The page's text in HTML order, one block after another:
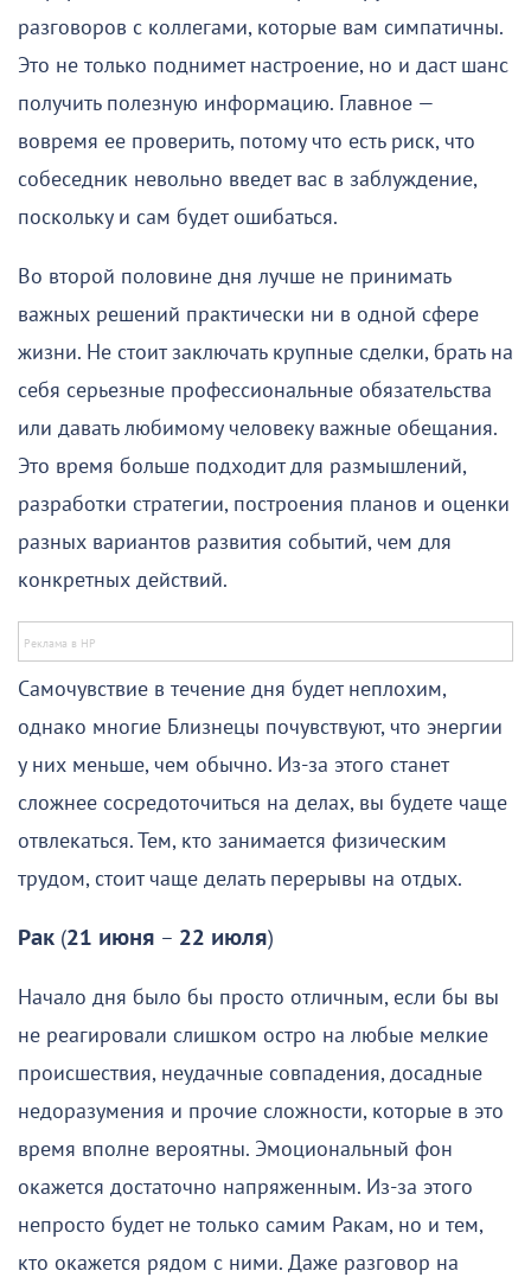
разговоров с коллегами, которые вам симпатичны.
Это не только поднимет настроение, но и даст шанс
получить полезную информацию. Главное —
вовремя ее проверить, потому что есть риск, что
собеседник невольно введет вас в заблуждение,
поскольку и сам будет ошибаться.
Во второй половине дня лучше не принимать
важных решений практически ни в одной сфере
жизни. Не стоит заключать крупные сделки, брать на
себя серьезные профессиональные обязательства
или давать любимому человеку важные обещания.
Это время больше подходит для размышлений,
разработки стратегии, построения планов и оценки
разных вариантов развития событий, чем для
конкретных действий.
Самочувствие в течение дня будет неплохим,
однако многие Близнецы почувствуют, что энергии
у них меньше, чем обычно. Из-за этого станет
сложнее сосредоточиться на делах, вы будете чаще
отвлекаться. Тем, кто занимается физическим
трудом, стоит чаще делать перерывы на отдых.
Рак (21 июня – 22 июля)
Начало дня было бы просто отличным, если бы вы
не реагировали слишком остро на любые мелкие
происшествия, неудачные совпадения, досадные
недоразумения и прочие сложности, которые в это
время вполне вероятны. Эмоциональный фон
окажется достаточно напряженным. Из-за этого
непросто будет не только самим Ракам, но и тем,
кто окажется рядом с ними. Даже разговор на